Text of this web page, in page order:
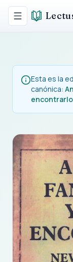
Alternar menú
Esta es la
canónica: